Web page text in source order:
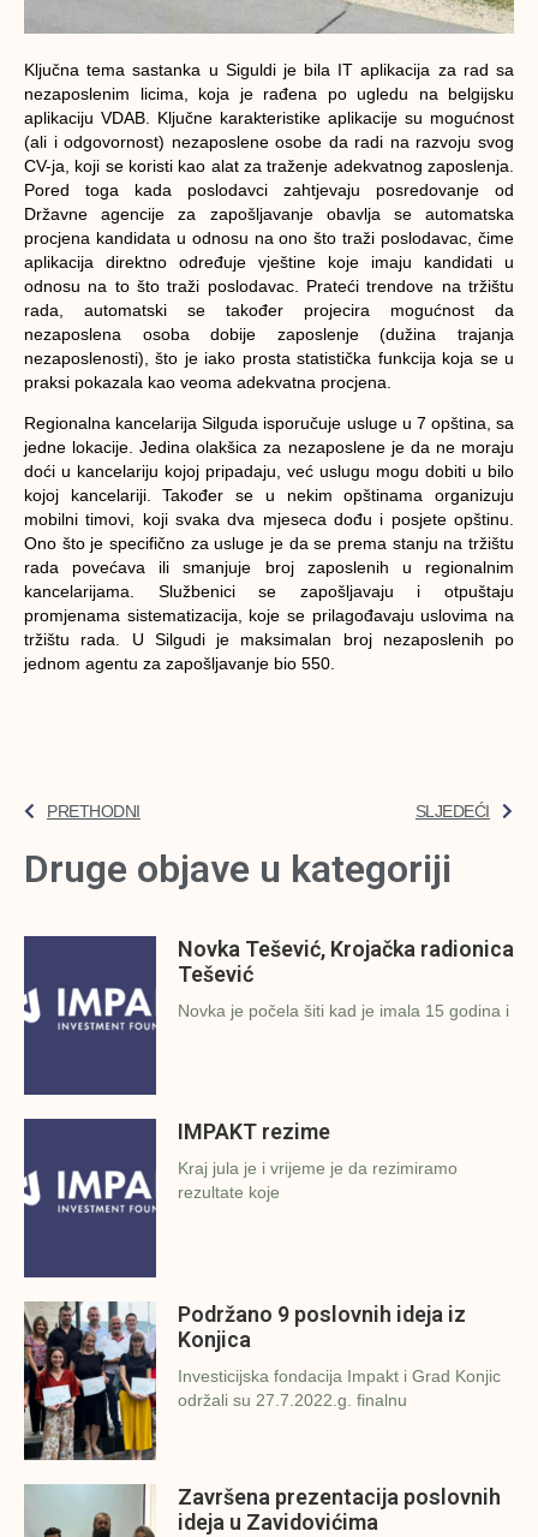
Ključna tema sastanka u Siguldi je bila IT aplikacija za rad sa
nezaposlenim licima, koja je rađena po ugledu na belgijsku
aplikaciju VDAB. Ključne karakteristike aplikacije su mogućnost
(ali i odgovornost) nezaposlene osobe da radi na razvoju svog
CV-ja, koji se koristi kao alat za traženje adekvatnog zaposlenja.
Pored toga kada poslodavci zahtjevaju posredovanje od
Državne agencije za zapošljavanje obavlja se automatska
procjena kandidata u odnosu na ono što traži poslodavac, čime
aplikacija direktno određuje vještine koje imaju kandidati u
odnosu na to što traži poslodavac. Prateći trendove na tržištu
rada, automatski se također projecira mogućnost da
nezaposlena osoba dobije zaposlenje (dužina trajanja
nezaposlenosti), što je iako prosta statistička funkcija koja se u
praksi pokazala kao veoma adekvatna procjena.
Regionalna kancelarija Silguda isporučuje usluge u 7 opština, sa
jedne lokacije. Jedina olakšica za nezaposlene je da ne moraju
doći u kancelariju kojoj pripadaju, već uslugu mogu dobiti u bilo
kojoj kancelariji. Također se u nekim opštinama organizuju
mobilni timovi, koji svaka dva mjeseca dođu i posjete opštinu.
Ono što je specifično za usluge je da se prema stanju na tržištu
rada povećava ili smanjuje broj zaposlenih u regionalnim
kancelarijama. Službenici se zapošljavaju i otpuštaju
promjenama sistematizacija, koje se prilagođavaju uslovima na
tržištu rada. U Silgudi je maksimalan broj nezaposlenih po
jednom agentu za zapošljavanje bio 550.
PRETHODNI SLJEDEĆI
Druge objave u kategoriji
Novka Tešević, Krojačka radionica
Tešević
Novka je počela šiti kad je imala 15 godina i
IMPAKT rezime
Kraj jula je i vrijeme je da rezimiramo
rezultate koje
Podržano 9 poslovnih ideja iz
Konjica
Investicijska fondacija Impakt i Grad Konjic
održali su 27.7.2022.g. finalnu
Završena prezentacija poslovnih
ideja u Zavidovićima